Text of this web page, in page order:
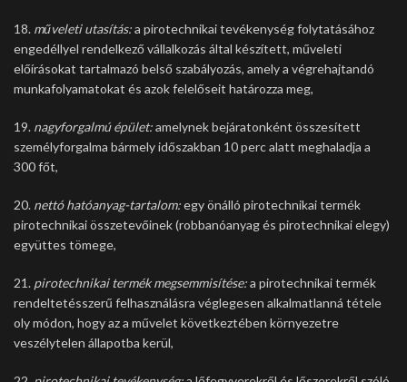
18. műveleti utasítás:a pirotechnikai tevékenység folytatásához
engedéllyel rendelkező vállalkozás által készített, műveleti
előírásokat tartalmazó belső szabályozás, amely a végrehajtandó
munkafolyamatokat és azok felelőseit határozza meg,
19. nagyforgalmú épület:amelynek bejáratonként összesített
személyforgalma bármely időszakban 10 perc alatt meghaladja a
300 főt,
20. nettó hatóanyag-tartalom:egy önálló pirotechnikai termék
pirotechnikai összetevőinek (robbanóanyag és pirotechnikai elegy)
együttes tömege,
21. pirotechnikai termék megsemmisítése:a pirotechnikai termék
rendeltetésszerű felhasználásra véglegesen alkalmatlanná tétele
oly módon, hogy az a művelet következtében környezetre
veszélytelen állapotba kerül,